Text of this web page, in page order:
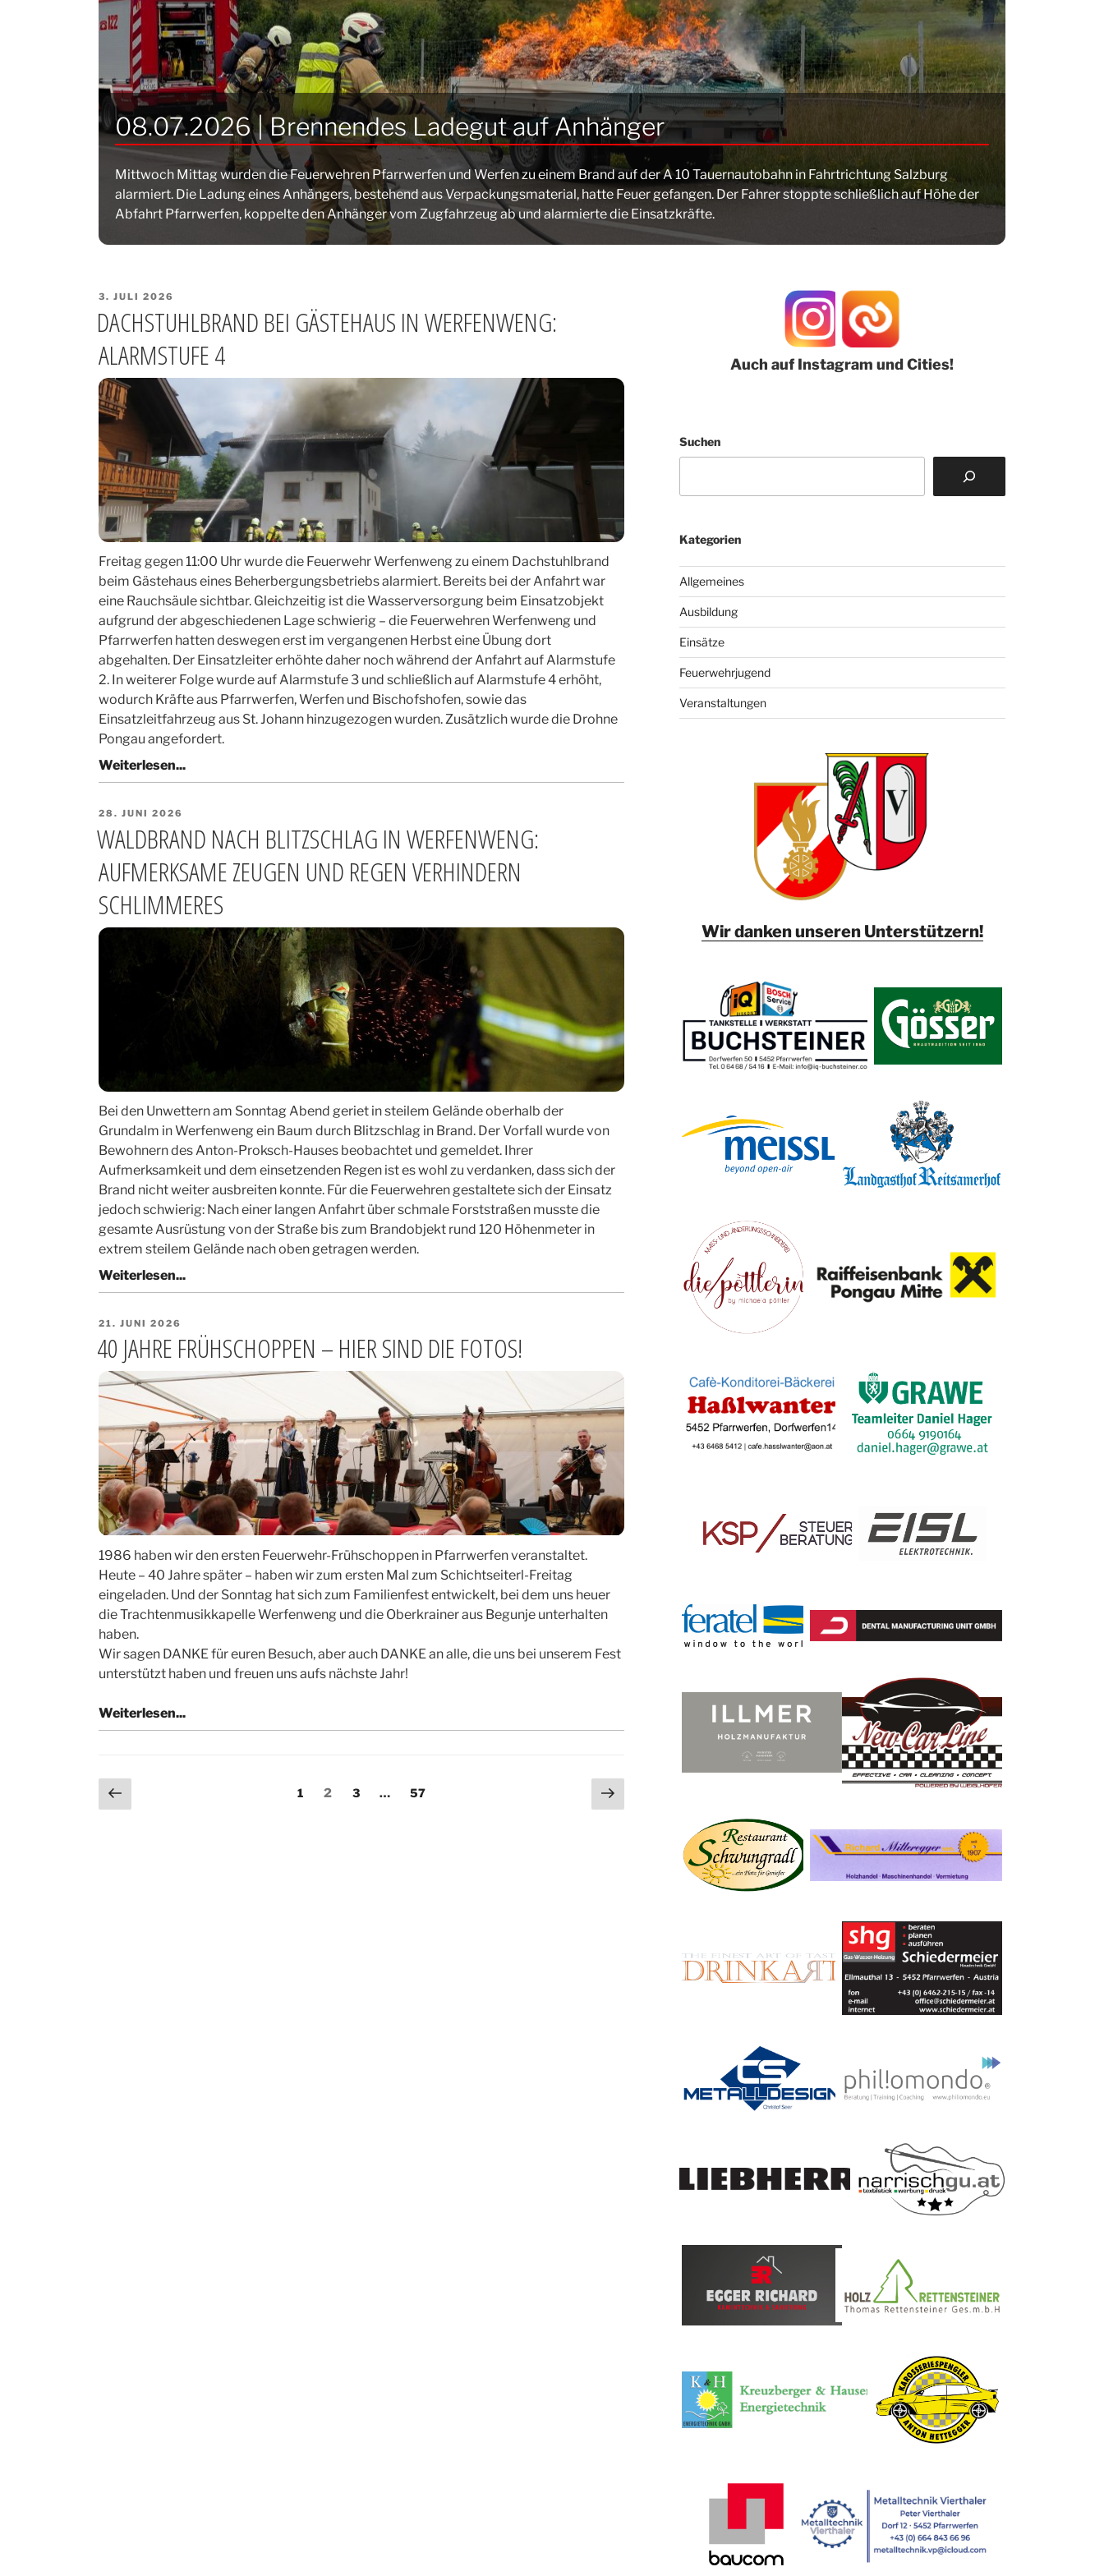
08.07.2026 | Brennendes Ladegut auf Anhänger
Mittwoch Mittag wurden die Feuerwehren Pfarrwerfen und Werfen zu einem Brand auf der A 10 Tauernautobahn in Fahrtrichtung Salzburg
alarmiert. Die Ladung eines Anhängers, bestehend aus Verpackungsmaterial, hatte Feuer gefangen. Der Fahrer stoppte schließlich auf Höhe der
Abfahrt Pfarrwerfen, koppelte den Anhänger vom Zugfahrzeug ab und alarmierte die Einsatzkräfte.
VERÖFFENTLICHT
3. JULI 2026
DACHSTUHLBRAND BEI GÄSTEHAUS IN WERFENWENG:
ALARMSTUFE 4
Freitag gegen 11:00 Uhr wurde die Feuerwehr Werfenweng zu einem Dachstuhlbrand
beim Gästehaus eines Beherbergungsbetriebs alarmiert. Bereits bei der Anfahrt war
eine Rauchsäule sichtbar. Gleichzeitig ist die Wasserversorgung beim Einsatzobjekt
aufgrund der abgeschiedenen Lage schwierig – die Feuerwehren Werfenweng und
Pfarrwerfen hatten deswegen erst im vergangenen Herbst eine Übung dort
abgehalten. Der Einsatzleiter erhöhte daher noch während der Anfahrt auf Alarmstufe
2. In weiterer Folge wurde auf Alarmstufe 3 und schließlich auf Alarmstufe 4 erhöht,
wodurch Kräfte aus Pfarrwerfen, Werfen und Bischofshofen, sowie das
Einsatzleitfahrzeug aus St. Johann hinzugezogen wurden. Zusätzlich wurde die Drohne
Pongau angefordert.
VERÖFFENTLICHT
28. JUNI 2026
WALDBRAND NACH BLITZSCHLAG IN WERFENWENG:
AUFMERKSAME ZEUGEN UND REGEN VERHINDERN
SCHLIMMERES
Bei den Unwettern am Sonntag Abend geriet in steilem Gelände oberhalb der
Grundalm in Werfenweng ein Baum durch Blitzschlag in Brand. Der Vorfall wurde von
Bewohnern des Anton-Proksch-Hauses beobachtet und gemeldet. Ihrer
Aufmerksamkeit und dem einsetzenden Regen ist es wohl zu verdanken, dass sich der
Brand nicht weiter ausbreiten konnte. Für die Feuerwehren gestaltete sich der Einsatz
jedoch schwierig: Nach einer langen Anfahrt über schmale Forststraßen musste die
gesamte Ausrüstung von der Straße bis zum Brandobjekt rund 120 Höhenmeter in
extrem steilem Gelände nach oben getragen werden.
VERÖFFENTLICHT
21. JUNI 2026
40 JAHRE FRÜHSCHOPPEN – HIER SIND DIE FOTOS!
1986 haben wir den ersten Feuerwehr-Frühschoppen in Pfarrwerfen veranstaltet.
Heute – 40 Jahre später – haben wir zum ersten Mal zum Schichtseiterl-Freitag
eingeladen. Und der Sonntag hat sich zum Familienfest entwickelt, bei dem uns heuer
die Trachtenmusikkapelle Werfenweng und die Oberkrainer aus Begunje unterhalten
haben.
Wir sagen DANKE für euren Besuch, aber auch DANKE an alle, die uns bei unserem Fest
unterstützt haben und freuen uns aufs nächste Jahr!
Seitennummerierung
Vorherige
Seite
Seite
1 Seite
2 Seite
3 … Seite
57
Nächste
Seite
Auch auf Instagram und Cities!
Suchen
Kategorien
Allgemeines
Ausbildung
Einsätze
Feuerwehrjugend
Veranstaltungen
Wir danken unseren Unterstützern!